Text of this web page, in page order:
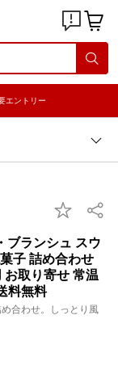
エントリー
ブランシュ スウ
子 詰め合わせ
お取り寄せ 常温
料無料
合わせ。しっとり風